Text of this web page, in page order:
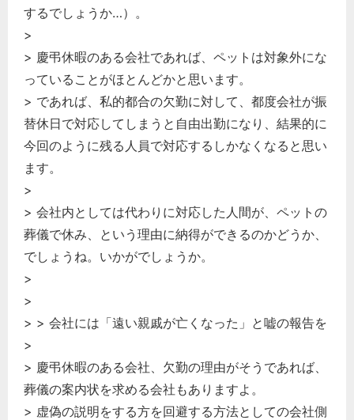
するでしょうか…）。
>
> 慶弔休暇のある会社であれば、ペットは対象外にな
っていることがほとんどかと思います。
> であれば、私的都合の欠勤に対して、都度会社が振
替休日で対応してしまうと自由出勤になり、結果的に
今回のように残る人員で対応するしかなくなると思い
ます。
>
> 会社内としては代わりに対応した人間が、ペットの
葬儀で休み、という理由に納得ができるのかどうか、
でしょうね。いかがでしょうか。
>
>
> > 会社には「遠い親戚が亡くなった」と嘘の報告を
>
> 慶弔休暇のある会社、欠勤の理由がそうであれば、
葬儀の案内状を求める会社もありますよ。
> 虚偽の説明をする方を回避する方法としての会社側